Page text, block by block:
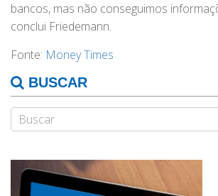
bancos, mas não conseguimos
conclui Friedemann.
Fonte: Money Times
BUSCAR